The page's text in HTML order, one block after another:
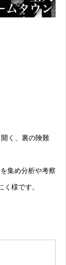
く、裏の険難
集め分析や考察
様です。